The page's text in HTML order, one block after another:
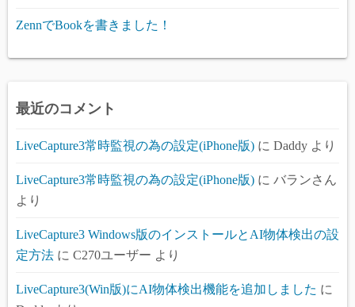
ZennでBookを書きました！
最近のコメント
LiveCapture3常時監視の為の設定(iPhone版) に Daddy より
LiveCapture3常時監視の為の設定(iPhone版) に バランさん
より
LiveCapture3 Windows版のインストールとAI物体検出の設
定方法 に C270ユーザー より
LiveCapture3(Win版)にAI物体検出機能を追加しました に